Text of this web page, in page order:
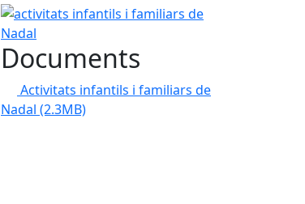
activitats infantils i familiars de Nadal
Documents
Activitats infantils i familiars de
Nadal (2.3MB)